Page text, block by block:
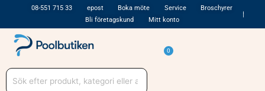
till
innehåll
08-551 715 33 epost Boka möte Service
Broschyrer
Bli företagskund
Mitt konto
0
Varukorg
Produktsökning